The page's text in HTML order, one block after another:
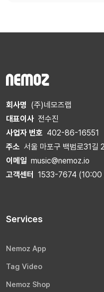
회사명 (주)네모즈랩
대표이사 전수진
사업자 번호 402-86-16551
주소 서울 마포구 백범로31길
이메일 music@nemoz.io
고객센터
1533-7674
Services
Nemoz App
Tag Video
Nemoz Shop